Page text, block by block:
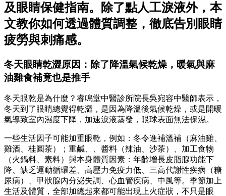
及眼睛保健指南。除了點人工淚液外，本
文教你如何透過體質調整，徹底告別眼睛
疲勞與刺痛感。
冬天眼睛乾澀原因：除了降溫氣候乾燥，暖氣與麻
油雞食補竟也是推手
冬天眼乾是為什麼？睿鳴堂中醫診所院長吳宛容中醫師表示，
冬天到了眼睛總覺得乾澀，是因為降溫後氣候乾燥，或是開暖
氣導致室內濕度下降，加速淚液蒸發，眼球表面無法保濕。
一些生活因子可能加重眼乾，例如：冬令進補溫補（麻油雞、
雞酒、桂圓茶）；重鹹、、醬料（辣油、沙茶）、加工食物
（火鍋料、素料）與本身體質因素：年齡增長皮脂腺功能下
降、缺乏運動循環差、高壓力免疫力低、三高代謝性疾病（糖
尿病）、甲狀腺內分泌失調、心血管疾病、中風等。季節加上
生活及體質，全部加總起來都可能出現上火症狀，不只是眼